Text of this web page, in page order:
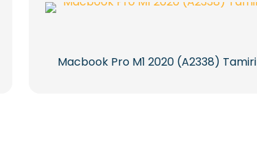
Macbook Pro M1 2020 (A2338) Tamiri